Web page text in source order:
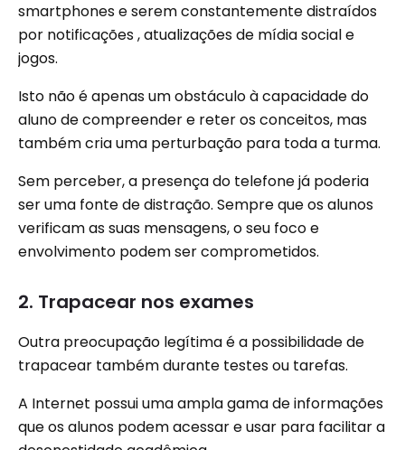
smartphones e serem constantemente distraídos
por notificações , atualizações de mídia social e
jogos.
Isto não é apenas um obstáculo à capacidade do
aluno de compreender e reter os conceitos, mas
também cria uma perturbação para toda a turma.
Sem perceber, a presença do telefone já poderia
ser uma fonte de distração. Sempre que os alunos
verificam as suas mensagens, o seu foco e
envolvimento podem ser comprometidos.
2. Trapacear nos exames
Outra preocupação legítima é a possibilidade de
trapacear também durante testes ou tarefas.
A Internet possui uma ampla gama de informações
que os alunos podem acessar e usar para facilitar a